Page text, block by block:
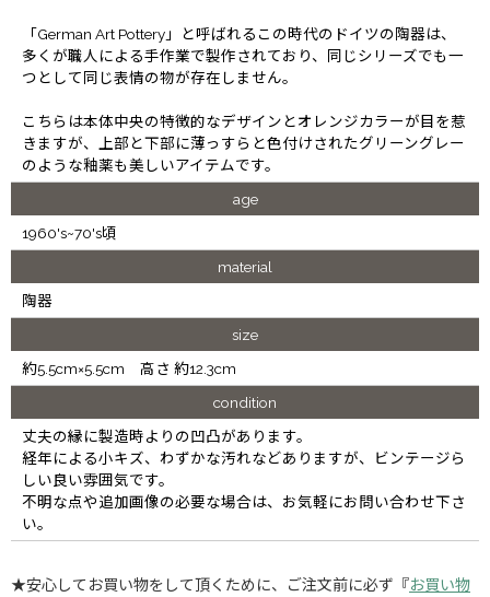
「German Art Pottery」と呼ばれるこの時代のドイツの陶器は、
多くが職人による手作業で製作されており、同じシリーズでも一
つとして同じ表情の物が存在しません。
こちらは本体中央の特徴的なデザインとオレンジカラーが目を惹
きますが、上部と下部に薄っすらと色付けされたグリーングレー
のような釉薬も美しいアイテムです。
age
1960's~70's頃
material
陶器
size
約5.5cm×5.5cm 高さ 約12.3cm
condition
丈夫の縁に製造時よりの凹凸があります。
経年による小キズ、わずかな汚れなどありますが、ビンテージら
しい良い雰囲気です。
不明な点や追加画像の必要な場合は、お気軽にお問い合わせ下さ
い。
★安心してお買い物をして頂くために、ご注文前に必ず『お買い物